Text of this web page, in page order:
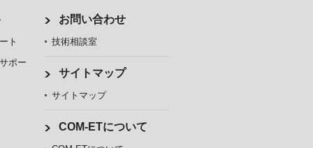
ト
ポー
お問い合わせ
技術相談室
サイトマップ
サイトマップ
COM-ETについて